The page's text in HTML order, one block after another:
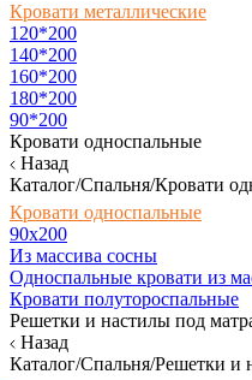
Кровати металлические
120*200
140*200
160*200
180*200
90*200
Кровати односпальные
Назад
Каталог/Спальня/Кровати
Кровати односпальные
90х200
Из массива сосны
Односпальные кровати из
Кровати полутороспальные
Решетки и настилы под
Назад
Каталог/Спальня/Решетки и